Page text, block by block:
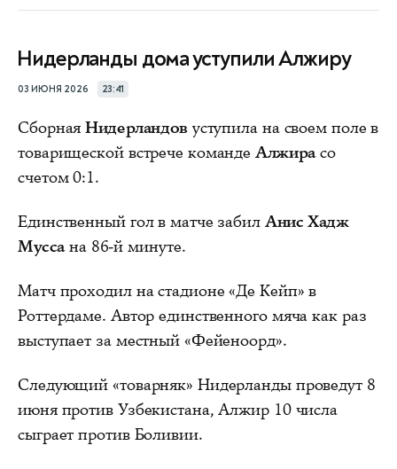
Нидерланды дома уступили Алжиру
03 ИЮНЯ 2026 23:41
СборнаяНидерландов уступила на своем поле в
товарищеской встрече командеАлжирасо
счетом 0:1.
Единственный гол в матче забил Анис Хадж
Муссана 86-й минуте.
Матч проходил на стадионе «Де Кейп» в
Роттердаме. Автор единственного мяча как раз
выступает за местный «Фейеноорд».
Следующий «товарняк» Нидерланды проведут 8
июня против Узбекистана, Алжир 10 числа
сыграет против Боливии.